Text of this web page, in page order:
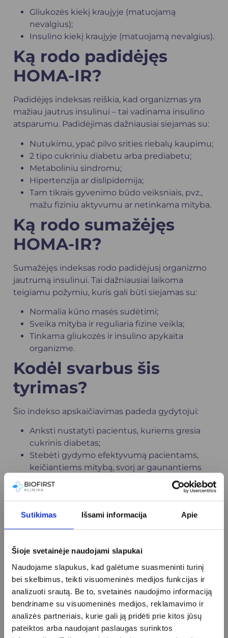
Sutikimas Išsami informacija Apie
Šioje svetainėje naudojami slapukai
Naudojame slapukus, kad galėtume suasmeninti turinį
bei skelbimus, teikti visuomeninės medijos funkcijas ir
analizuoti srautą. Be to, svetainės naudojimo informaciją
bendriname su visuomeninės medijos, reklamavimo ir
analizės partneriais, kurie gali ją pridėti prie kitos jūsų
pateiktos arba naudojant paslaugas surinktos
Gliukozės kiekį kraujyje (matuojamą
nevalgius);
Insulino kiekį kraujyje (matuojamą nevalgius).
Ką rodo padidėjęs
HOMA-IR?
Padidėjęs indeksas reiškia, kad organizmas yra
mažiau jautrus insulinui – tai vadinama insulino
atsparumu. Padidėjimas dažniausiai siejamas su:
Nutukimu, ypač pilvo srities riebalų kaupimu;
2 tipo cukriniu diabetu arba prediabetu;
Metaboliniu sindromu;
Hipertenzija ar dislipidemija;
Tam tikrais gyvenimo būdo veiksniais, pvz.,
mažu fiziniu aktyvumu ar netinkama mityba.
Ką rodo sumažėjęs
HOMA-IR?
Sumažėjęs indeksas rodo padidėjusį organizmo
jautrumą insulinui. Tai dažniausiai laikoma
teigiamu požymiu, kuris gali būti siejamas su:
Normalia kūno masės sudėtimi;
Sveika mityba ir reguliaria fizine veikla;
Tinkama gliukozės ir insulino apykaita
organizme.
Kodėl svarbus šis
tyrimas?
Šio indekso apskaičiavimas padeda gydytojui:
Anksti nustatyti pacientus, kuriems gresia
cukrinis diabetas;
Stebėti gydymo efektyvumą pacientams,
keičiantiems mitybą, svorį ar gaunantiems
gydymą insulino jautrumui gerinti;
Įvertinti riziką vystytis metaboliniam
sindromui ar kitoms medžiagų apykaitos
ligoms.
Dažniausiai užduodami
klausimai
Ar tyrimas sudėtingas?
Ne, tai paprastas kraujo tyrimas iš venos,
atliekamas nevalgius.
Ar reikia specialaus pasiruošimo?
Taip, būtina būti nevalgius bent 8–12 valandų